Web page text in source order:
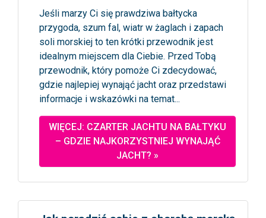
Jeśli marzy Ci się prawdziwa bałtycka
przygoda, szum fal, wiatr w żaglach i zapach
soli morskiej to ten krótki przewodnik jest
idealnym miejscem dla Ciebie. Przed Tobą
przewodnik, który pomoże Ci zdecydować,
gdzie najlepiej wynająć jacht oraz przedstawi
informacje i wskazówki na temat...
WIĘCEJ: CZARTER JACHTU NA BAŁTYKU
– GDZIE NAJKORZYSTNIEJ WYNAJĄĆ
JACHT? »